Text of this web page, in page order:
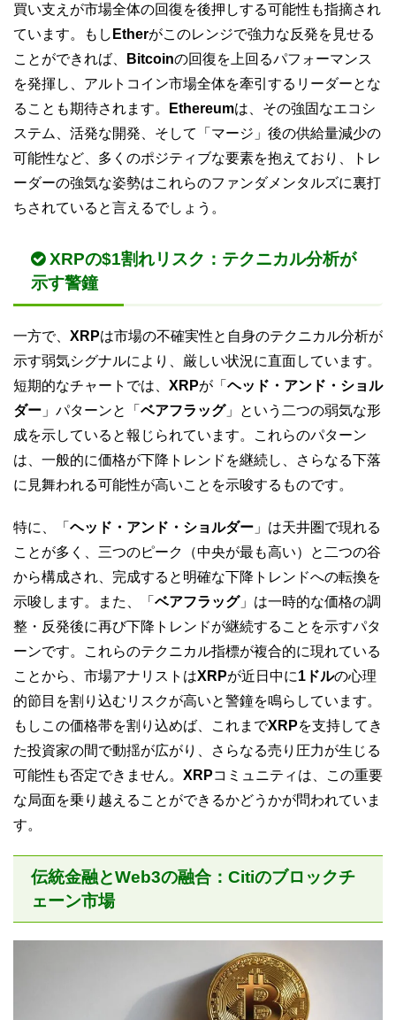
買い支えが市場全体の回復を後押しする可能性も指摘され
ています。もし Etherがこのレンジで強力な反発を見せる
ことができれば、
Bitcoinの回復を上回るパフォーマンス
を発揮し、アルトコイン市場全体を牽引するリーダーとな
ることも期待されます。
Ethereumは、その強固なエコシ
ステム、活発な開発、そして「マージ」後の供給量減少の
可能性など、多くのポジティブな要素を抱えており、トレ
ーダーの強気な姿勢はこれらのファンダメンタルズに裏打
ちされていると言えるでしょう。
XRPの$1割れリスク：テクニカル分析が
示す警鐘
一方で、 XRPは市場の不確実性と自身のテクニカル分析が
示す弱気シグナルにより、厳しい状況に直面しています。
短期的なチャートでは、 XRPが「 ヘッド・アンド・ショル
ダー 」パターンと「 ベアフラッグ」という二つの弱気な形
成を示していると報じられています。これらのパターン
は、一般的に価格が下降トレンドを継続し、さらなる下落
に見舞われる可能性が高いことを示唆するものです。
特に、「 ヘッド・アンド・ショルダー 」は天井圏で現れる
ことが多く、三つのピーク（中央が最も高い）と二つの谷
から構成され、完成すると明確な下降トレンドへの転換を
示唆します。また、「 ベアフラッグ」は一時的な価格の調
整・反発後に再び下降トレンドが継続することを示すパタ
ーンです。これらのテクニカル指標が複合的に現れている
ことから、市場アナリストはXRPが近日中に1ドルの心理
的節目を割り込むリスクが高いと警鐘を鳴らしています。
もしこの価格帯を割り込めば、これまでXRPを支持してき
た投資家の間で動揺が広がり、さらなる売り圧力が生じる
可能性も否定できません。 XRPコミュニティは、この重要
な局面を乗り越えることができるかどうかが問われていま
す。
伝統金融とWeb3の融合：Citiのブロックチ
ェーン市場